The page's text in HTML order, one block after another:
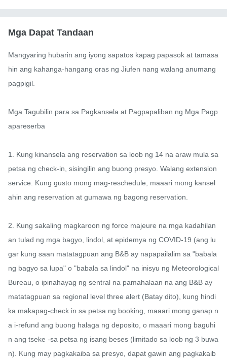
Mga Dapat Tandaan
Mangyaring hubarin ang iyong sapatos kapag papasok at tamasa
hin ang kahanga-hangang oras ng Jiufen nang walang anumang
pagpigil.
Mga Tagubilin para sa Pagkansela at Pagpapaliban ng Mga Pagp
apareserba
1. Kung kinansela ang reservation sa loob ng 14 na araw mula sa
petsa ng check-in, sisingilin ang buong presyo. Walang extension
service. Kung gusto mong mag-reschedule, maaari mong kansel
ahin ang reservation at gumawa ng bagong reservation.
2. Kung sakaling magkaroon ng force majeure na mga kadahilan
an tulad ng mga bagyo, lindol, at epidemya ng COVID-19 (ang lu
gar kung saan matatagpuan ang B&B ay napapailalim sa "babala
ng bagyo sa lupa" o "babala sa lindol" na inisyu ng Meteorological
Bureau, o ipinahayag ng sentral na pamahalaan na ang B&B ay
matatagpuan sa regional level three alert (Batay dito), kung hindi
ka makapag-check in sa petsa ng booking, maaari mong ganap n
a i-refund ang buong halaga ng deposito, o maaari mong baguhi
n ang tseke -sa petsa ng isang beses (limitado sa loob ng 3 buwa
n). Kung may pagkakaiba sa presyo, dapat gawin ang pagkakaib